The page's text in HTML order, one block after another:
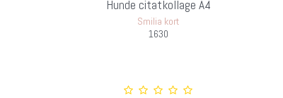
Hunde citatkollage A4
Smilia kort
1630